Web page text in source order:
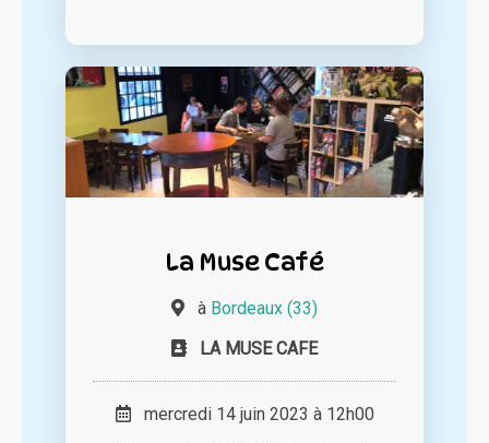
La Muse Café
à Bordeaux (33)
LA MUSE CAFE
mercredi 14 juin 2023 à 12h00